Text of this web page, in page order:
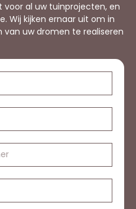
voor al uw tuinprojecten, en
Wij kijken ernaar uit om in
uw dromen te realiseren